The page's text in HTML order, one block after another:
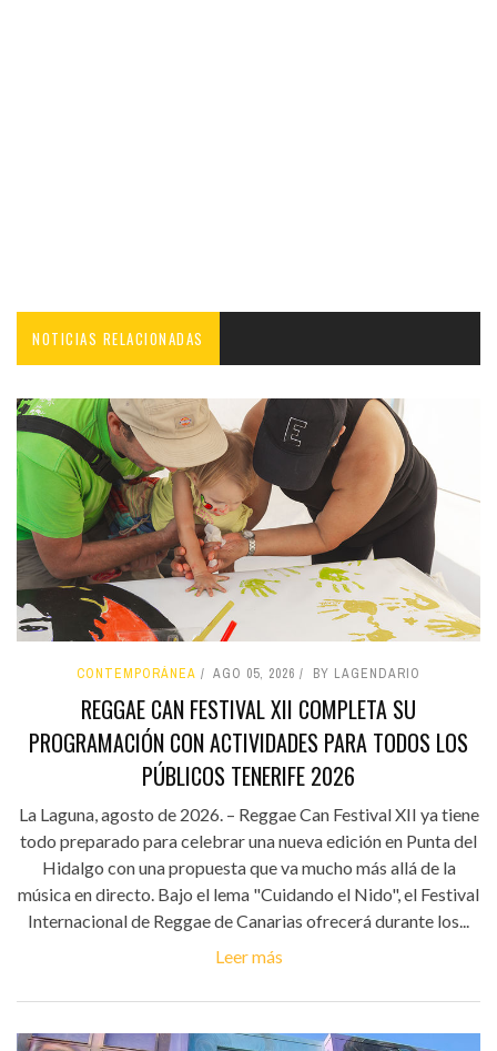
NOTICIAS RELACIONADAS
CONTEMPORÁNEA AGO 05, 2026 BY LAGENDARIO
REGGAE CAN FESTIVAL XII COMPLETA SU
PROGRAMACIÓN CON ACTIVIDADES PARA TODOS LOS
PÚBLICOS TENERIFE 2026
La Laguna, agosto de 2026. – Reggae Can Festival XII ya tiene
todo preparado para celebrar una nueva edición en Punta del
Hidalgo con una propuesta que va mucho más allá de la
música en directo. Bajo el lema "Cuidando el Nido", el Festival
Internacional de Reggae de Canarias ofrecerá durante los...
Leer más